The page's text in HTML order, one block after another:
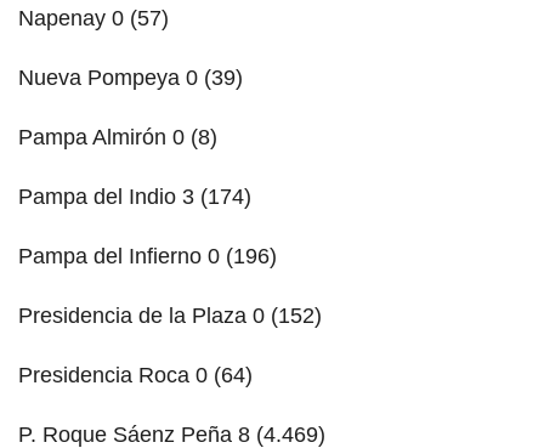
Napenay 0 (57)
Nueva Pompeya 0 (39)
Pampa Almirón 0 (8)
Pampa del Indio 3 (174)
Pampa del Infierno 0 (196)
Presidencia de la Plaza 0 (152)
Presidencia Roca 0 (64)
P. Roque Sáenz Peña 8 (4.469)